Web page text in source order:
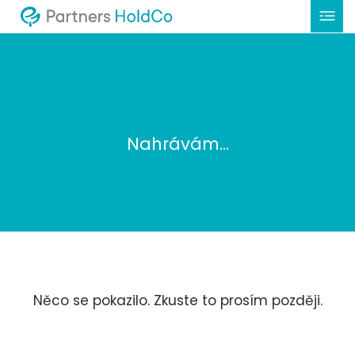
Nahrávám...
Něco se pokazilo. Zkuste to prosím později.